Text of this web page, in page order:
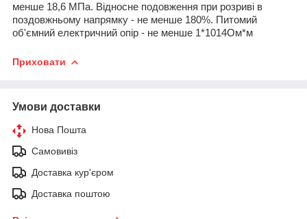
менше 18,6 МПа. Відносне подовження при розриві в
поздовжньому напрямку - не менше 180%. Питомий
об'ємний електричний опір - не менше 1*1014Ом*м
Приховати
Умови доставки
Нова Пошта
Самовивіз
Доставка кур'єром
Доставка поштою